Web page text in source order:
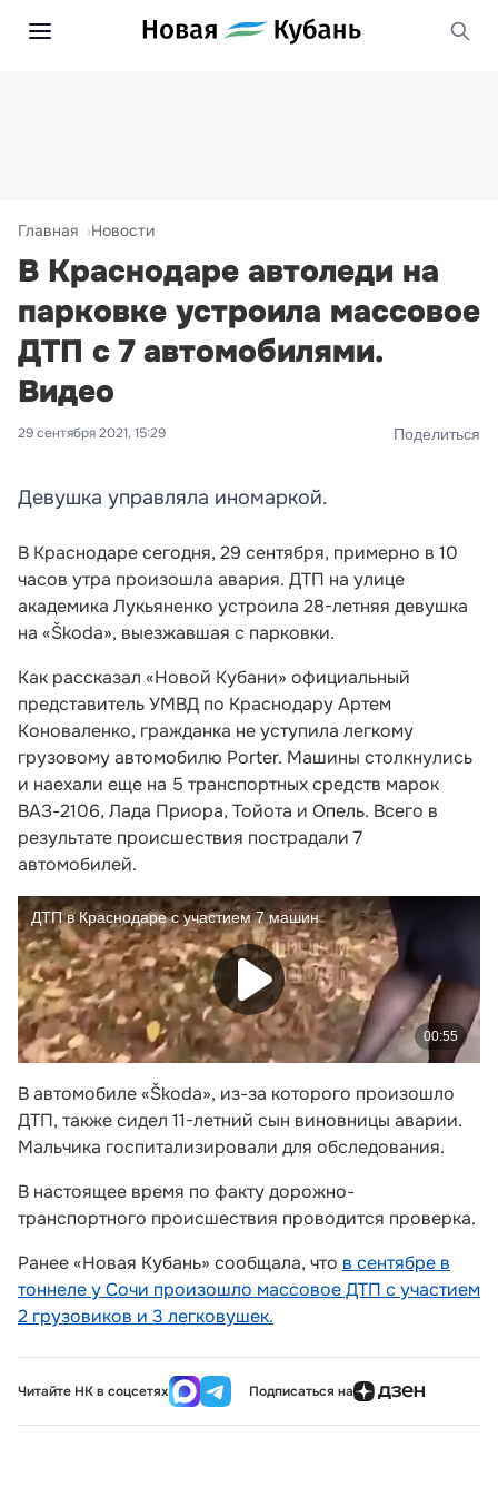
Главная Новости
В Краснодаре автоледи на
парковке устроила массовое
ДТП с 7 автомобилями.
Видео
29 сентября 2021, 15:29 Поделиться
Девушка управляла иномаркой.
В Краснодаре сегодня, 29 сентября, примерно в 10
часов утра произошла авария. ДТП на улице
академика Лукьяненко устроила 28-летняя девушка
на «Škoda», выезжавшая с парковки.
Как рассказал «Новой Кубани» официальный
представитель УМВД по Краснодару Артем
Коноваленко, гражданка не уступила легкому
грузовому автомобилю Porter. Машины столкнулись
и наехали еще на 5 транспортных средств марок
ВАЗ-2106, Лада Приора, Тойота и Опель. Всего в
результате происшествия пострадали 7
автомобилей.
В автомобиле «Škoda», из-за которого произошло
ДТП, также сидел 11-летний сын виновницы аварии.
Мальчика госпитализировали для обследования.
В настоящее время по факту дорожно-
транспортного происшествия проводится проверка.
Ранее «Новая Кубань» сообщала, что в сентябре в
тоннеле у Сочи произошло массовое ДТП с участием
2 грузовиков и 3 легковушек.
Читайте НК в соцсетях Подписаться на